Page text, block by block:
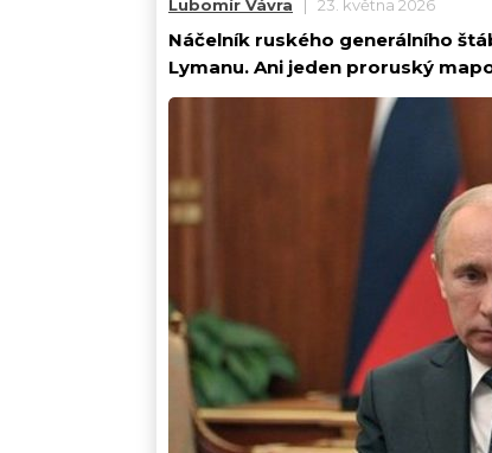
Lubomír Vávra 23. května 2026
Náčelník ruského generálního
Lymanu. Ani jeden proruský